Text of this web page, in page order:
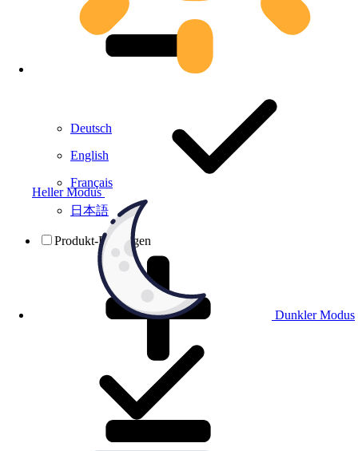
Heller Modus
Dunkler Modus
Deutsch
English
Français
日本語
Produkt-Prüfungen